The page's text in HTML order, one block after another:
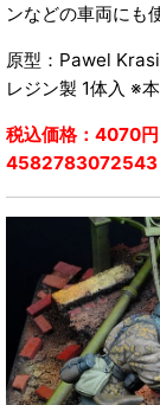
ンなどの車両にも
原型：Pawel
レジン製 1体入 ※
税込価格：4070
4582783072543